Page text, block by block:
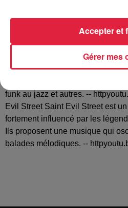
proposent un son robuste qui
univers stoner rock auquel
nombreux du metal jusqu'à la
BhLmE Obsoleth Obsoleth est
principalement axé sur le death
funk au jazz et autres. --
Evil Street Saint Evil Street est
fortement influencé par les
Ils proposent une musique qui
balades mélodiques. --
Gérer mes
Accepter et